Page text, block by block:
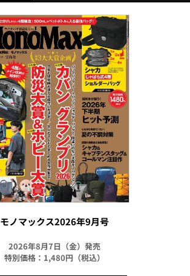
モノマックス2026年9月号
2026年8月7日（金）発売
特別価格：1,480円（税込）